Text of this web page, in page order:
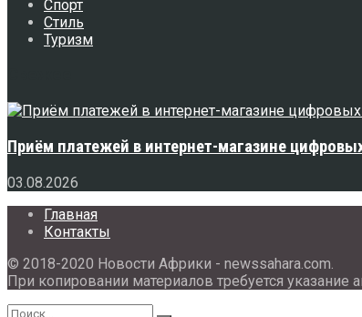
Спорт
Стиль
Туризм
Приём платежей в интернет-магазине
03.08.2026
Главная
Контакты
© 2018-2020 Новости Африки - newssahara.com.
При копировании материалов требуется указание